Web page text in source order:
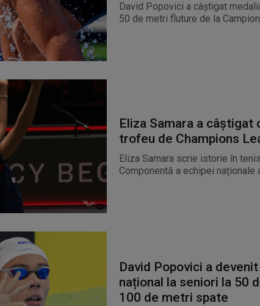
David Popovici a câștigat
50 de metri fluture de la
Eliza Samara a câștigat
trofeu de Champions
Eliza Samara scrie istorie în
Componentă a echipei naționale a
David Popovici a
național la seniori la 50
100 de metri spate